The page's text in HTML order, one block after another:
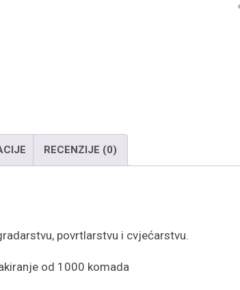
RECENZIJE (0)
povrtlarstvu i cvjećarstvu.
od 1000 komada